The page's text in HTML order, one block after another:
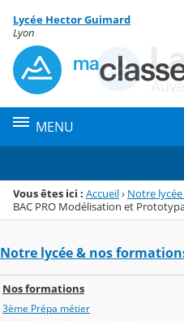
Menu de la rubrique
Contenu
Lycée Hector Guimard
Lyon
MENU
Vous êtes ici : Accueil› Notre
BAC PRO Modélisation et
Notre lycée & nos
Nos formations
3ème Prépa métier